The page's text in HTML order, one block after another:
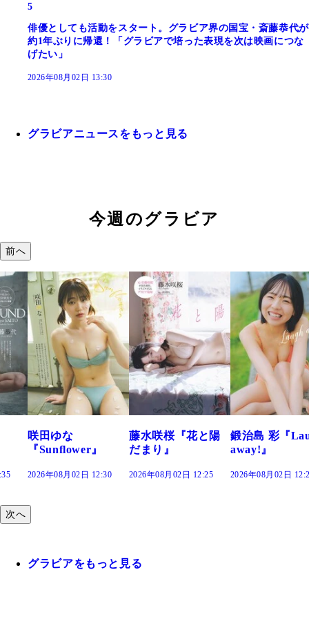
5
俳優としても活動をスタート。グラビア界の国宝・斎藤恭代が
約1年ぶりに帰還！「グラビアで培った表現を次は映画につな
げたい」
2026年08月02日 13:30
グラビアニュースをもっと見る
今週のグラビア
前へ
咲田ゆな
『Sunflower』
2026年08月02日 12:30
藤水咲桜『花と陽
だまり』
2026年08月02日 12:25
鍛治島 彩『
away!』
2026年08月02日
次へ
グラビアをもっと見る